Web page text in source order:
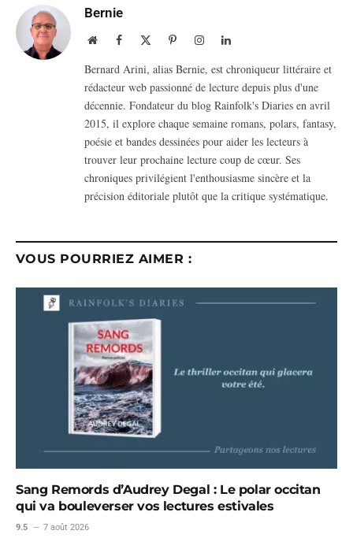
Bernie
WebsiteFacebook PinterestInstagramLinkedIn
Bernard Arini, alias Bernie, est chroniqueur littéraire et
rédacteur web passionné de lecture depuis plus d'une
décennie. Fondateur du blog Rainfolk's Diaries en avril
2015, il explore chaque semaine romans, polars, fantasy,
poésie et bandes dessinées pour aider les lecteurs à
trouver leur prochaine lecture coup de cœur. Ses
chroniques privilégient l'enthousiasme sincère et la
précision éditoriale plutôt que la critique systématique.
VOUS POURRIEZ AIMER :
Sang Remords d’Audrey Degal : Le polar occitan
qui va bouleverser vos lectures estivales
9.5 7 août 2026